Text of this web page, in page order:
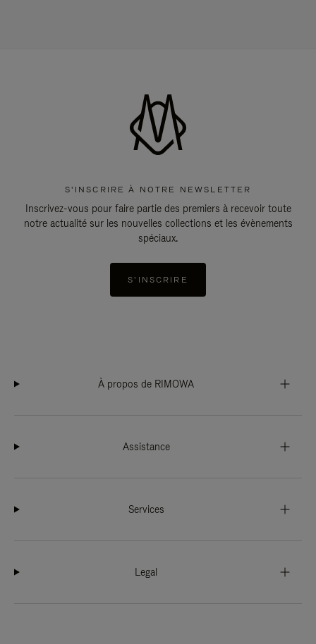
S'INSCRIRE À NOTRE NEWSLETTER
Inscrivez-vous pour faire partie des premiers à recevoir toute
notre actualité sur les nouvelles collections et les évènements
spéciaux.
S'INSCRIRE
À propos de RIMOWA
Assistance
Services
Legal